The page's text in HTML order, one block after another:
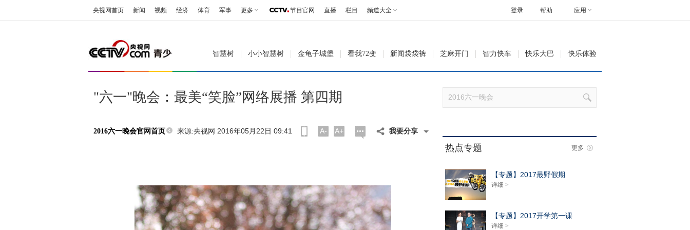
央视网首页 新闻 视频 经济 体育 军事 更多 节目官网 直播 栏目 频道大全 帮助 应用
登录
智慧树 小小智慧树 金龟子城堡 看我72变 新闻袋袋裤 芝麻开门 智力快车 快乐大巴 快乐体验
"六一"晚会：最美“笑脸”网络展播 第四期
2016六一晚会官网首页 来源:央视网 2016年05月22日 09:41 A- A+ 我要分享
热点专题 更多
【专题】2017最野假期
详细 >
【专题】2017开学第一课
详细 >